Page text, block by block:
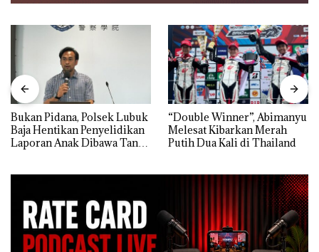
Bukan Pidana, Polsek Lubuk
Baja Hentikan Penyelidikan
Laporan Anak Dibawa Tanpa
“Double Winner”, Abimanyu
Melesat Kibarkan Merah
Putih Dua Kali di Thailand